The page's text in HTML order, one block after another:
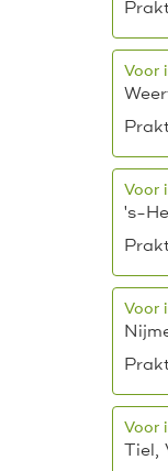
Voor
Voor
's-
Voor
Voor
Tiel,